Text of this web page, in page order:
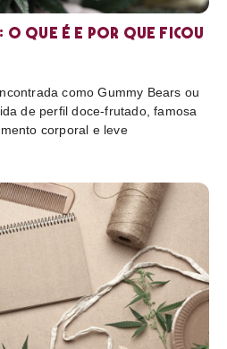
o que é e por que ficou
como Gummy Bears ou
de perfil doce-frutado, famosa
corporal e leve